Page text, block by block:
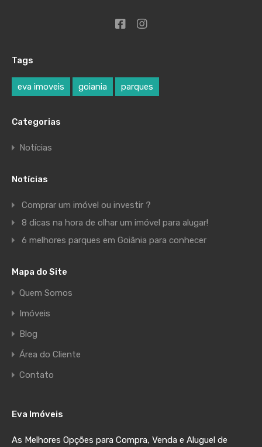
Tags
eva imoveis goiania parques
Categorias
Notícias
Notícias
Comprar um imóvel ou investir ?
8 dicas na hora de olhar um imóvel para alugar!
6 melhores parques em Goiânia para conhecer
Mapa do Site
Quem Somos
Imóveis
Blog
Área do Cliente
Contato
Eva Imóveis
As Melhores Opções para Compra, Venda e Aluguel de